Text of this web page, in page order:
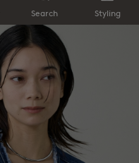
Search Styling